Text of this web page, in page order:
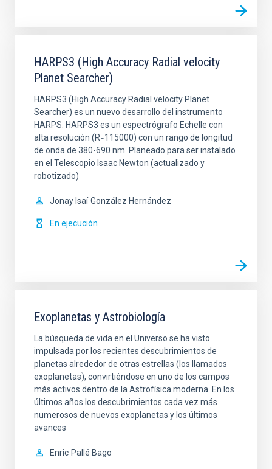
HARPS3 (High Accuracy Radial velocity
Planet Searcher)
HARPS3 (High Accuracy Radial velocity Planet
Searcher) es un nuevo desarrollo del instrumento
HARPS. HARPS3 es un espectrógrafo Echelle con
alta resolución (R ̴ 115000) con un rango de longitud
de onda de 380-690 nm. Planeado para ser instalado
en el Telescopio Isaac Newton (actualizado y
robotizado)
Jonay Isaí González Hernández
En ejecución
Exoplanetas y Astrobiología
La búsqueda de vida en el Universo se ha visto
impulsada por los recientes descubrimientos de
planetas alrededor de otras estrellas (los llamados
exoplanetas), convirtiéndose en uno de los campos
más activos dentro de la Astrofísica moderna. En los
últimos años los descubrimientos cada vez más
numerosos de nuevos exoplanetas y los últimos
avances
Enric Pallé Bago